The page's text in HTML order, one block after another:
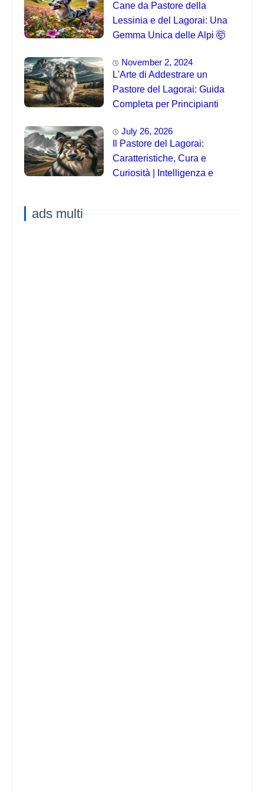
Cane da Pastore della
Lessinia e del Lagorai: Una
Gemma Unica delle Alpi 🤯
November 2, 2024
L'Arte di Addestrare un
Pastore del Lagorai: Guida
Completa per Principianti
July 26, 2026
Il Pastore del Lagorai:
Caratteristiche, Cura e
Curiosità | Intelligenza e
ads multi